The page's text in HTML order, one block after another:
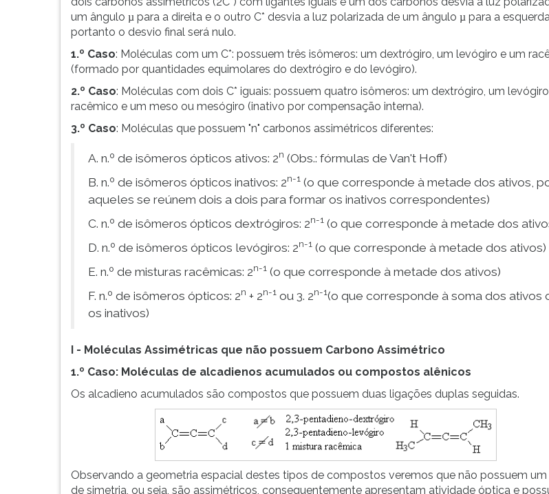
um ângulo µ para a direita e o outro C* desvia a luz polarizada de um ângulo µ para a
portanto o desvio final será nulo.
1.º Caso: Moléculas com um C*: possuem três isômeros: um dextrógiro, um levógiro e um
(formado por quantidades equimolares do dextrógiro e do levógiro).
2.º Caso: Moléculas com dois C* iguais: possuem quatro isômeros: um dextrógiro, um
racêmico e um meso ou mesógiro (inativo por compensação interna).
3.º Caso: Moléculas que possuem "n" carbonos assimétricos diferentes:
A. n.º de isômeros ópticos ativos: 2n (Obs.: fórmulas de Van't Hoff)
B. n.º de isômeros ópticos inativos: 2n-1 (o que corresponde à metade dos ativos,
aqueles se reúnem dois a dois para formar os inativos correspondentes)
C. n.º de isômeros ópticos dextrógiros: 2n-1 (o que corresponde à metade dos
D. n.º de isômeros ópticos levógiros: 2n-1 (o que corresponde à metade dos ativos)
E. n.º de misturas racêmicas: 2n-1 (o que corresponde à metade dos ativos)
F. n.º de isômeros ópticos: 2n + 2n-1 ou 3. 2n-1(o que corresponde à soma dos ativos
os inativos)
I - Moléculas Assimétricas que não possuem Carbono Assimétrico
1.º Caso: Moléculas de alcadienos acumulados ou compostos alênicos
Os alcadieno acumulados são compostos que possuem duas ligações duplas seguidas.
Observando a geometria espacial destes tipos de compostos veremos que não possuem
de simetria, ou seja, são assimétricos, consequentemente apresentam atividade óptica e